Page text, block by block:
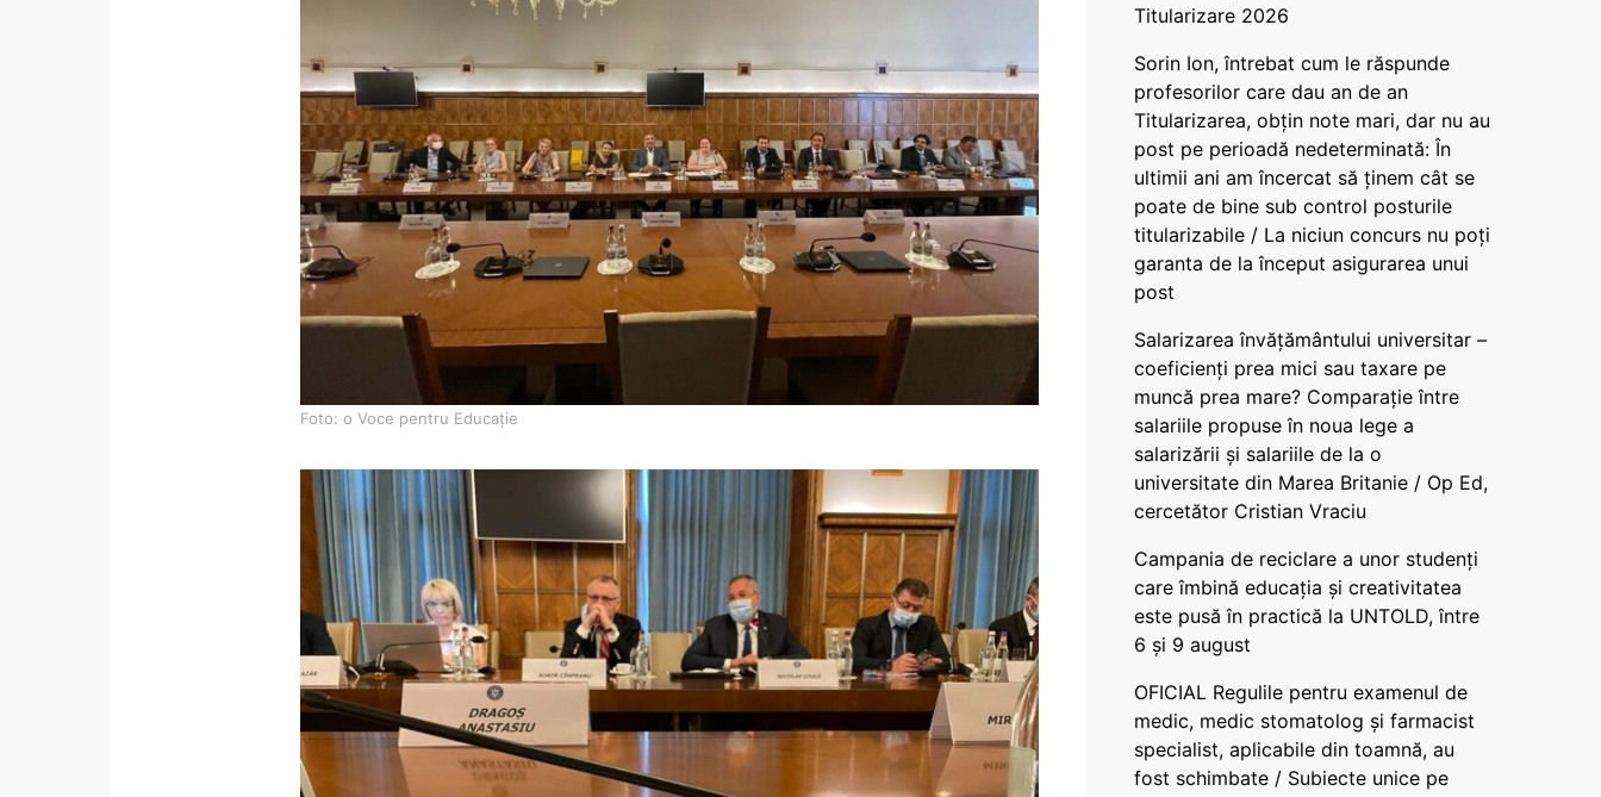
Foto: o Voce pentru Educație
Titularizare 2026
Sorin Ion, întrebat cum le răspunde
profesorilor care dau an de an
Titularizarea, obțin note mari, dar nu au
post pe perioadă nedeterminată: În
ultimii ani am încercat să ținem cât se
poate de bine sub control posturile
titularizabile / La niciun concurs nu poți
garanta de la început asigurarea unui
post
Salarizarea învățământului universitar –
coeficienți prea mici sau taxare pe
muncă prea mare? Comparație între
salariile propuse în noua lege a
salarizării și salariile de la o
universitate din Marea Britanie / Op Ed,
cercetător Cristian Vraciu
Campania de reciclare a unor studenți
care îmbină educația și creativitatea
este pusă în practică la UNTOLD, între
6 și 9 august
OFICIAL Regulile pentru examenul de
medic, medic stomatolog și farmacist
specialist, aplicabile din toamnă, au
fost schimbate / Subiecte unice pe